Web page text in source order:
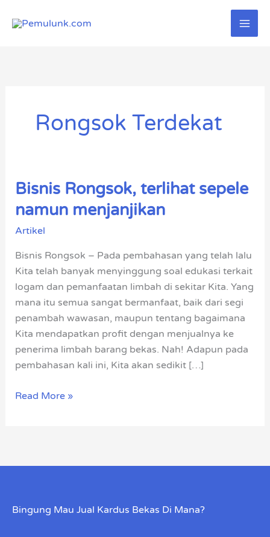
Rongsok Terdekat
Bisnis Rongsok, terlihat sepele
namun menjanjikan
Artikel
Bisnis Rongsok – Pada pembahasan yang telah lalu
Kita telah banyak menyinggung soal edukasi terkait
logam dan pemanfaatan limbah di sekitar Kita. Yang
mana itu semua sangat bermanfaat, baik dari segi
penambah wawasan, maupun tentang bagaimana
Kita mendapatkan profit dengan menjualnya ke
penerima limbah barang bekas. Nah! Adapun pada
pembahasan kali ini, Kita akan sedikit […]
Bisnis
terlihat
sepele
menjanjikan
Read More »
Bingung Mau Jual Kardus Bekas Di Mana?